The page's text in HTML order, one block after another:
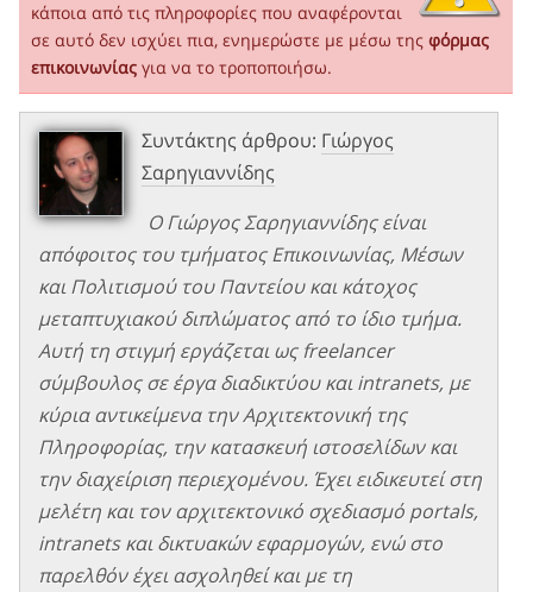
κάποια από τις πληροφορίες που αναφέρονται
σε αυτό δεν ισχύει πια, ενημερώστε με μέσω της φόρμας
επικοινωνίας για να το τροποποιήσω.
Συντάκτης άρθρου: Γιώργος
Σαρηγιαννίδης
Ο Γιώργος Σαρηγιαννίδης είναι
απόφοιτος του τμήματος Επικοινωνίας, Μέσων
και Πολιτισμού του Παντείου και κάτοχος
μεταπτυχιακού διπλώματος από το ίδιο τμήμα.
Αυτή τη στιγμή εργάζεται ως freelancer
σύμβουλος σε έργα διαδικτύου και intranets, με
κύρια αντικείμενα την Αρχιτεκτονική της
Πληροφορίας, την κατασκευή ιστοσελίδων και
την διαχείριση περιεχομένου. Έχει ειδικευτεί στη
μελέτη και τον αρχιτεκτονικό σχεδιασμό portals,
intranets και δικτυακών εφαρμογών, ενώ στο
παρελθόν έχει ασχοληθεί και με τη